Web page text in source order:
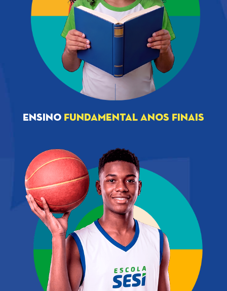
Ensino Fundamental Anos Finais